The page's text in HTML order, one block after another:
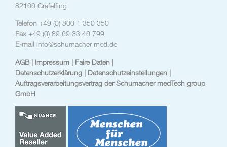
82166 Gräfelfing
Telefon +49 (0) 800 1 350 350
Fax +49 (0) 89 69 33 46 799
E-mail info@schumacher-med.de
AGB | Impressum | Faire Daten |
Datenschutzerklärung | Datenschutzeinstellungen |
Auftragsverarbeitungsvertrag der Schumacher medTech group
GmbH